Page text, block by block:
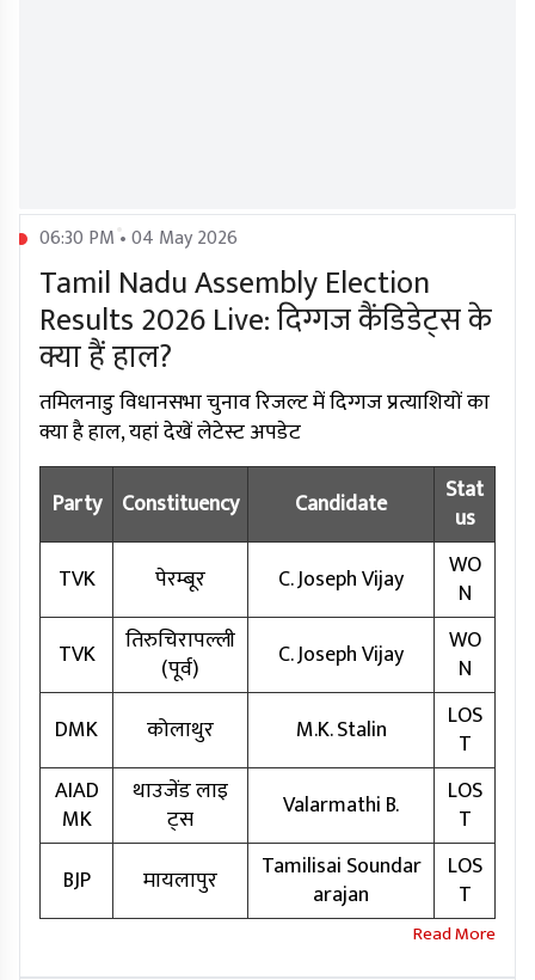
06:30 PM • 04 May 2026
Tamil Nadu Assembly Election
Results 2026 Live: दिग्गज कैंडिडेट्स के
क्या हैं हाल?
तमिलनाडु विधानसभा चुनाव रिजल्ट में दिग्गज प्रत्याशियों का
क्या है हाल, यहां देखें लेटेस्ट अपडेट
Party
Constituency Candidate
Stat
us
TVK
पेरम्बूर C. Joseph Vijay
WO
N
TVK
तिरुचिरापल्ली
(पूर्व)
C. Joseph Vijay
WO
N
DMK
कोलाथुर M.K. Stalin
LOS
T
AIAD
MK
थाउजेंड लाइ
ट्स
Valarmathi B.
LOS
T
BJP
मायलापुर
Tamilisai Soundar
arajan
LOS
T